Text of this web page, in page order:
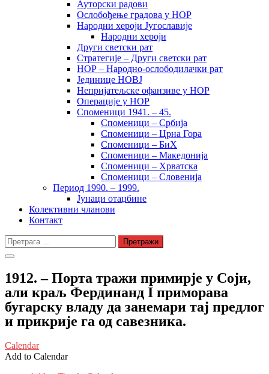
Ауторски радови
Ослобођење градова у НОР
Народни хероји Југославије
Народни хероји
Други светски рат
Стратегије – Други светски рат
НОР – Народно-ослободилачки рат
Јединице НОВЈ
Непријатељске офанзиве у НОР
Операције у НОР
Споменици 1941. – 45.
Споменици – Србија
Споменици – Црна Гора
Споменици – БиХ
Споменици – Македонија
Споменици – Хрватска
Споменици – Словенија
Период 1990. – 1999.
Јунаци отаџбине
Колективни чланови
Контакт
Претрага
за:
1912. – Порта тражи примирје у Соји,
али краљ Фердинанд I приморава
бугарску владу да занемари тај предлог
и прикрије га од савезника.
Calendar
Add to Calendar